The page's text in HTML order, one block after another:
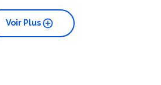
add_circle
Voir Plus